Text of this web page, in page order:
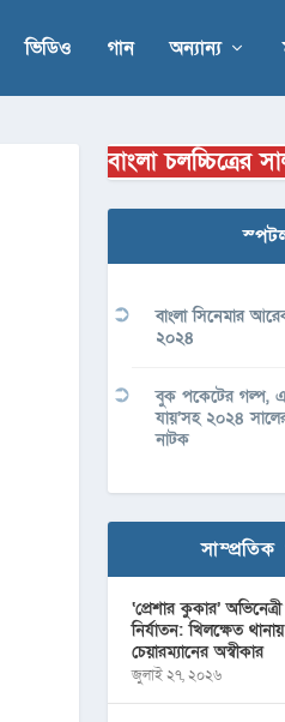
ভিডিও গান অন্যান্য
বাংলা চলচ্চিত্রের
বাংলা সিনেমার
২০২৪
বুক পকেটের গল্প,
যায়’সহ ২০২৪
নাটক
‘প্রেশার কুকার’
নির্যাতন: খিলক্ষেত
চেয়ারম্যানের অস্বীকার
জুলাই ২৭, ২০২৬